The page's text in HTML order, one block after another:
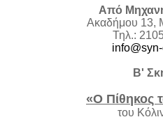
Από
Ακαδήμου 13,
Τηλ.:
Β'
«Ο Πίθηκος
του